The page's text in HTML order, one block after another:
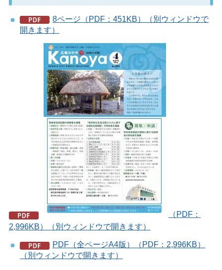
8ページ（PDF：451KB）（別ウィンドウで
開きます）
（PDF：
2,996KB）（別ウィンドウで開きます）
PDF（全ページA4版）（PDF：2,996KB）
（別ウィンドウで開きます）